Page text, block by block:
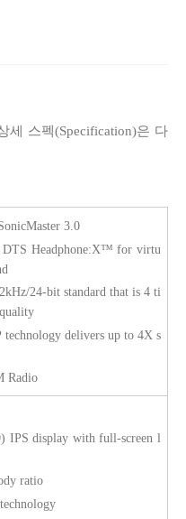
세 스펙(Specification)은 다
3.0
DTS Headphone:X™ for virtu
24-bit standard that is 4 ti
technology delivers up to 4X s
Radio
IPS display with full-screen l
ratio